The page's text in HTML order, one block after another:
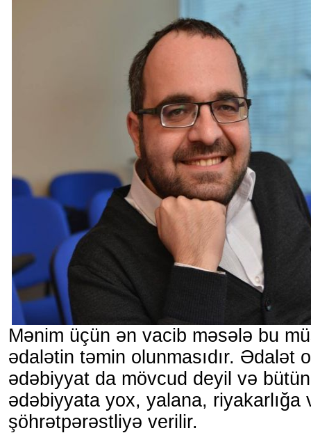
Mənim üçün ən vacib məsələ bu
ədalətin təmin olunmasıdır. Ədalət
ədəbiyyat da mövcud deyil və
ədəbiyyata yox, yalana, riyakarlığa
şöhrətpərəstliyə verilir.